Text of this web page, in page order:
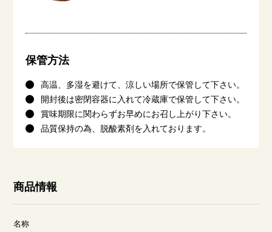
保管方法
高温、多湿を避けて、涼しい場所で保管して下さい。
開封後は密閉容器に入れて冷蔵庫で保管して下さい。
賞味期限に関わらずお早めにお召し上がり下さい。
品質保持の為、脱酸素剤を入れております。
商品情報
名称